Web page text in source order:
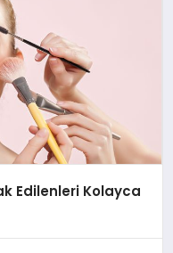
Edilenleri Kolayca